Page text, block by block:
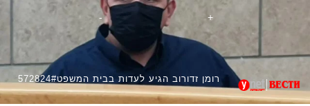
572824#רומן זדורוב הגיע לעדות בבית המשפט